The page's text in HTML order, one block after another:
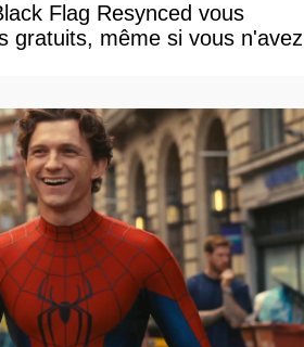
Flag Resynced vous
gratuits, même si vous n'avez